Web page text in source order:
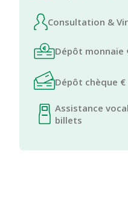
Consultation &
Dépôt monnaie
Dépôt chèque
Assistance
billets